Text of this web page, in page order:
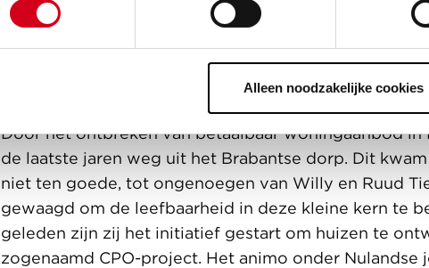
Alleen noodzakelijke cookies
Leefbaarheid een boost geven
Door het ontbreken van betaalbaar woningaanbod
de laatste jaren weg uit het Brabantse dorp. Dit
niet ten goede, tot ongenoegen van Willy en Ruud
gewaagd om de leefbaarheid in deze kleine kern te
geleden zijn zij het initiatief gestart om huizen te
zogenaamd CPO-project. Het animo onder